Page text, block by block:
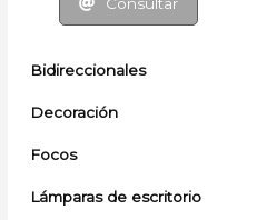
Bidireccionales
Decoración
Focos
Lámparas de escritorio